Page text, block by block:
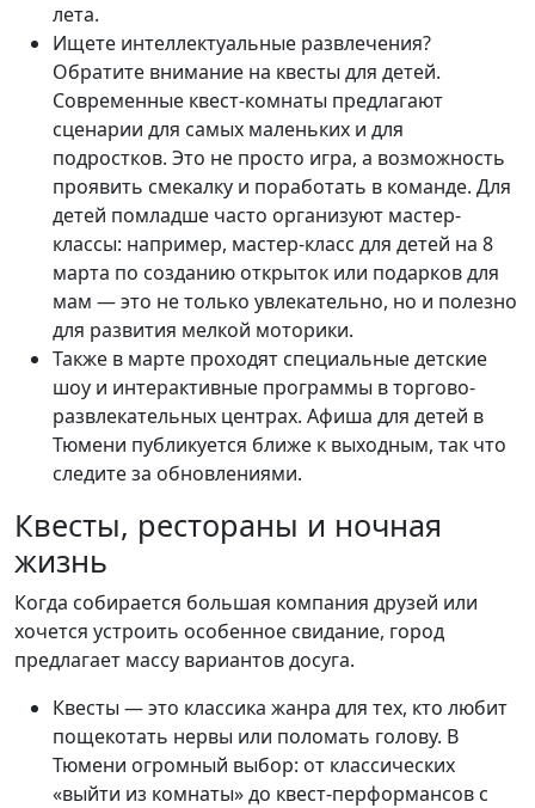
лета.
Ищете интеллектуальные развлечения?
Обратите внимание на квесты для детей.
Современные квест-комнаты предлагают
сценарии для самых маленьких и для
подростков. Это не просто игра, а возможность
проявить смекалку и поработать в команде. Для
детей помладше часто организуют мастер-
классы: например, мастер-класс для детей на 8
марта по созданию открыток или подарков для
мам — это не только увлекательно, но и полезно
для развития мелкой моторики.
Также в марте проходят специальные детские
шоу и интерактивные программы в торгово-
развлекательных центрах. Афиша для детей в
Тюмени публикуется ближе к выходным, так что
следите за обновлениями.
Квесты, рестораны и ночная
жизнь
Когда собирается большая компания друзей или
хочется устроить особенное свидание, город
предлагает массу вариантов досуга.
Квесты — это классика жанра для тех, кто любит
пощекотать нервы или поломать голову. В
Тюмени огромный выбор: от классических
«выйти из комнаты» до квест-перформансов с